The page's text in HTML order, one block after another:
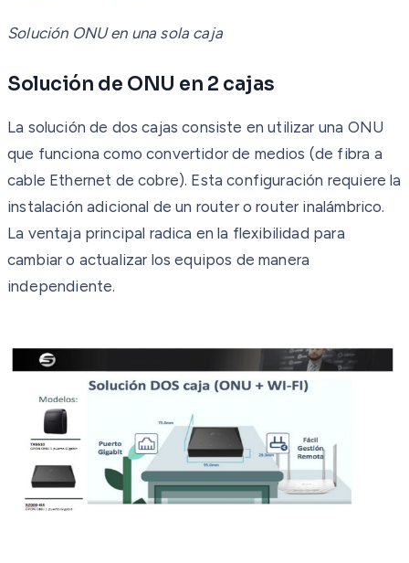
Solución ONU en una sola caja
Solución de ONU en 2 cajas
La solución de dos cajas consiste en utilizar una ONU
que funciona como convertidor de medios (de fibra a
cable Ethernet de cobre). Esta configuración requiere la
instalación adicional de un router o router inalámbrico.
La ventaja principal radica en la flexibilidad para
cambiar o actualizar los equipos de manera
independiente.